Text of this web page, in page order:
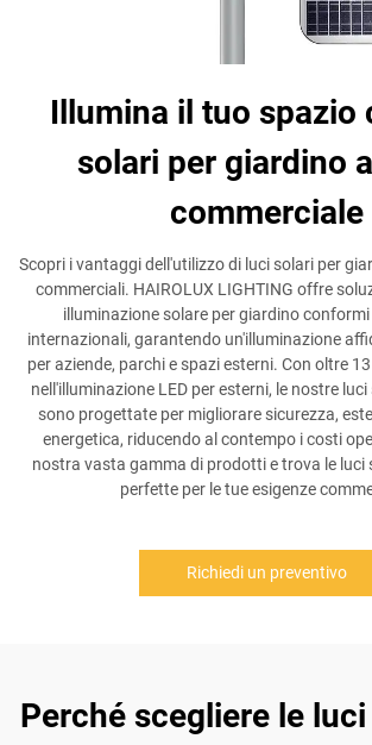
Illumina il tuo spazio
solari per giardino
commerciale
Scopri i vantaggi dell'utilizzo di luci solari per
commerciali. HAIROLUX LIGHTING offre
illuminazione solare per giardino
internazionali, garantendo un'illuminazione
per aziende, parchi e spazi esterni. Con oltre
nell'illuminazione LED per esterni, le nostre
sono progettate per migliorare sicurezza,
energetica, riducendo al contempo i costi
nostra vasta gamma di prodotti e trova le luci
perfette per le tue esigenze
Richiedi un preventivo
Perché scegliere le